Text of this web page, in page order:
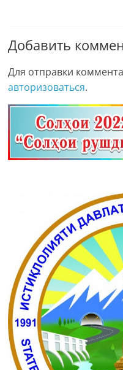
Добавить
Для отправки
авторизоваться.